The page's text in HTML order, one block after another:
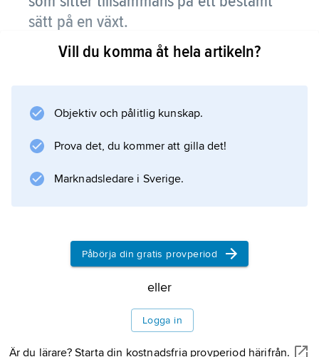
sätt på en växt.
Det finns både obegränsade och begränsade
blomställning har ingen blomma i toppen, till
Klasen är en enkel blomställning där alla
blommor ser likadana ut. Korgen däremot är
en mycket högt utvecklad och avancerad
Information om artikeln
Vill du komma åt hela artikeln?
Objektiv och pålitlig kunskap.
Prova det, du kommer att gilla det!
Marknadsledare i Sverige.
Påbörja din gratis provperiod
eller
Logga in
Är du lärare? Starta din kostnadsfria provperiod härifrån.